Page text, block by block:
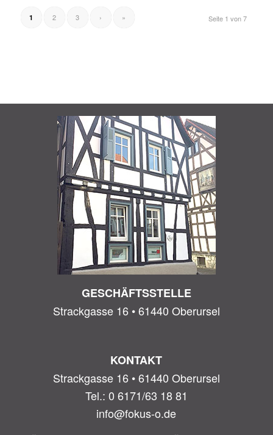
Seite 1 von 7
1 2 3 › »
GESCHÄFTSSTELLE
Strackgasse 16 • 61440 Oberursel
KONTAKT
Strackgasse 16 • 61440 Oberursel
Tel.: 0 6171/63 18 81
info@fokus-o.de